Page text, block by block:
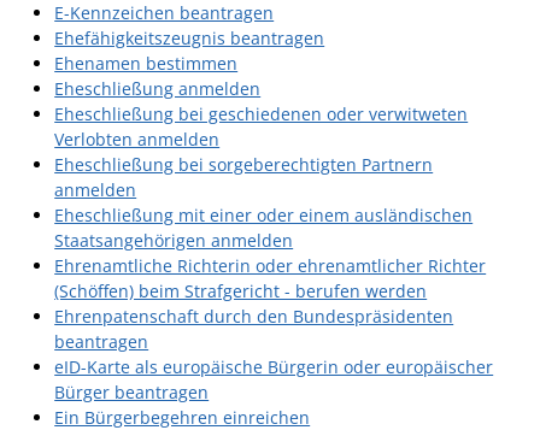
E-Kennzeichen beantragen
Ehefähigkeitszeugnis beantragen
Ehenamen bestimmen
Eheschließung anmelden
Eheschließung bei geschiedenen oder verwitweten
Verlobten anmelden
Eheschließung bei sorgeberechtigten Partnern
anmelden
Eheschließung mit einer oder einem ausländischen
Staatsangehörigen anmelden
Ehrenamtliche Richterin oder ehrenamtlicher Richter
(Schöffen) beim Strafgericht - berufen werden
Ehrenpatenschaft durch den Bundespräsidenten
beantragen
eID-Karte als europäische Bürgerin oder europäischer
Bürger beantragen
Ein Bürgerbegehren einreichen